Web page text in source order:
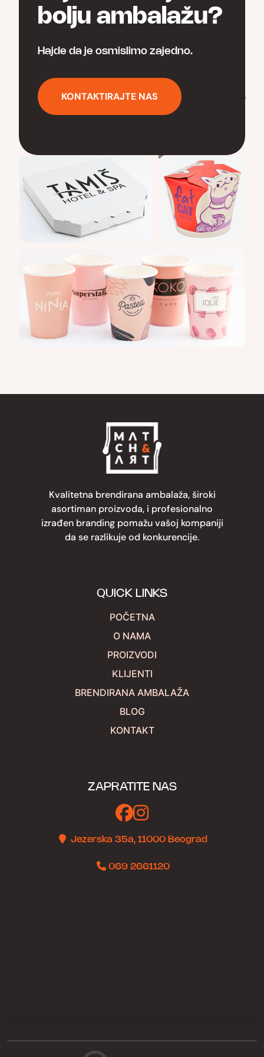
bolju ambalažu?
Hajde da je osmislimo zajedno.
KONTAKTIRAJTE NAS
Kvalitetna brendirana ambalaža, široki
asortiman proizvoda, i profesionalno
izrađen branding pomažu vašoj kompaniji
da se razlikuje od konkurencije.
QUICK LINKS
POČETNA
O NAMA
PROIZVODI
KLIJENTI
BRENDIRANA AMBALAŽA
BLOG
KONTAKT
ZAPRATITE NAS
Jezerska 35a, 11000 Beograd
069 2661120